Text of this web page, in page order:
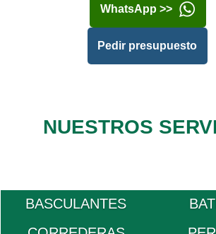
WhatsApp >>
Pedir presupuesto
NUESTROS
BASCULANTES